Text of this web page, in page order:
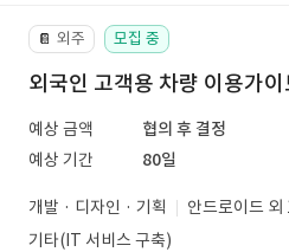
📔 외주 모집 중
외국인 고객용 차량 이용가
예상 금액
협의 후 결정
예상 기간
80일
개발 · 디자인 · 기획
안드로이드 외
기타(IT 서비스 구축)